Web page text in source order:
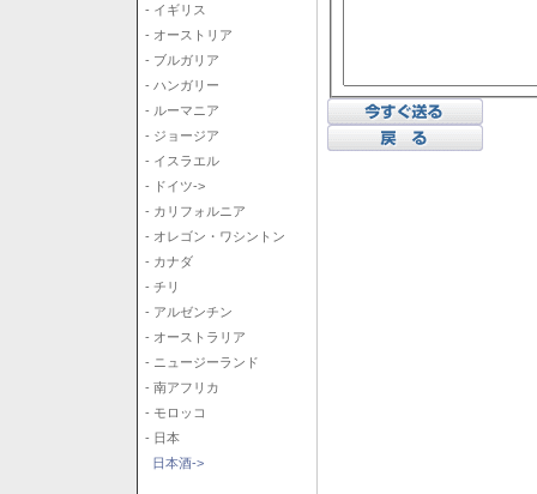
- イギリス
- オーストリア
- ブルガリア
- ハンガリー
- ルーマニア
- ジョージア
- イスラエル
- ドイツ->
- カリフォルニア
- オレゴン・ワシントン
- カナダ
- チリ
- アルゼンチン
- オーストラリア
- ニュージーランド
- 南アフリカ
- モロッコ
- 日本
日本酒->